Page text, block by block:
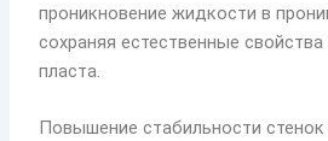
проникновение жидкости в
сохраняя естественные
пласта.
Повышение стабильности